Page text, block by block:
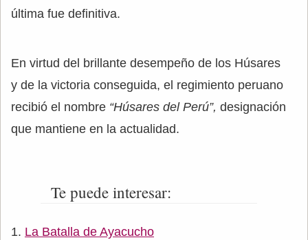
última fue definitiva.
En virtud del brillante desempeño de los Húsares
y de la victoria conseguida, el regimiento peruano
recibió el nombre “Húsares del Perú”, designación
que mantiene en la actualidad.
Te puede interesar:
La Batalla de Ayacucho